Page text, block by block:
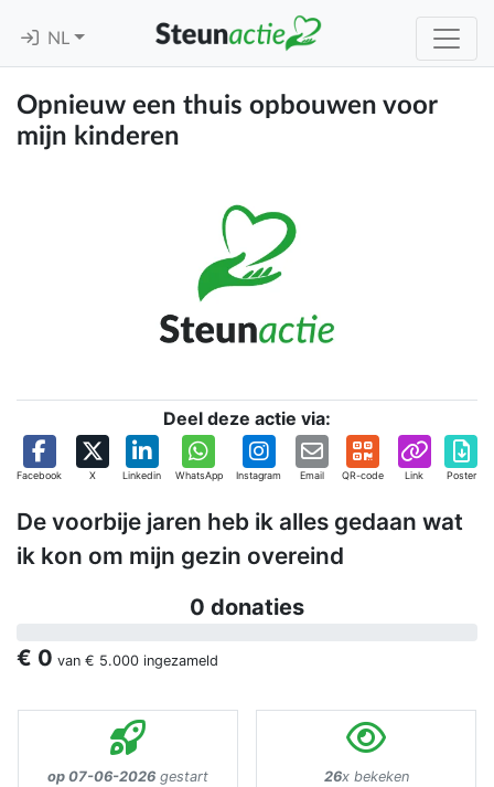
NL
Opnieuw een thuis opbouwen voor
mijn kinderen
Deel deze actie via:
Facebook X Linkedin WhatsApp Instagram Email QR-code Link Poster
De voorbije jaren heb ik alles gedaan wat
ik kon om mijn gezin overeind
0 donaties
€ 0 van € 5.000 ingezameld
op 07-06-2026 gestart 26x bekeken